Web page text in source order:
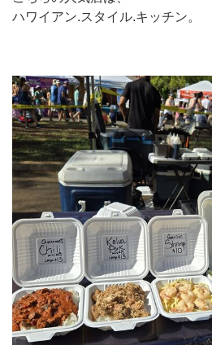
ハワイアン.スタイル.キッチン。